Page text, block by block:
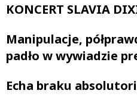
KONCERT SLAVIA
Manipulacje,
padło w wywiadzie
Echa braku